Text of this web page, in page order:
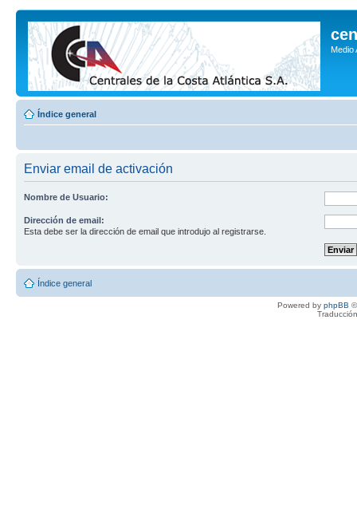
Medio
Índice general
Enviar email de activación
Nombre de Usuario:
Dirección de email:
Esta debe ser la dirección de email que introdujo al registrarse.
Índice general
Powered by phpBB